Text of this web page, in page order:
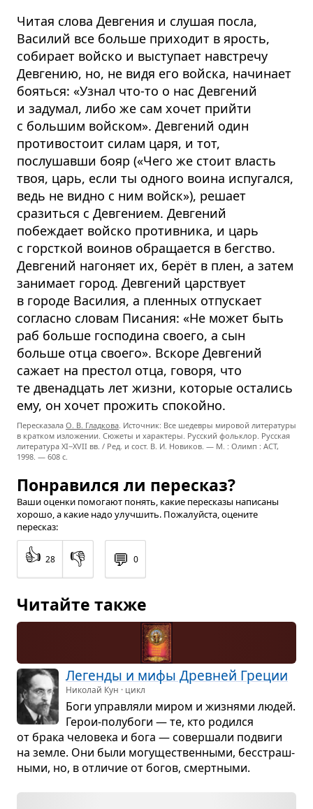
Читая слова Девгения и слушая посла,
Василий все больше приходит в ярость,
собирает войско и выступает навстречу
Девгению, но, не видя его войска, начинает
бояться: «Узнал что-то о нас Девгений
и задумал, либо же сам хочет прийти
с большим войском». Девгений один
противостоит силам царя, и тот,
послушавши бояр («Чего же стоит власть
твоя, царь, если ты одного воина испугался,
ведь не видно с ним войск»), решает
сразиться с Девгением. Девгений
побеждает войско противника, и царь
с горсткой воинов обращается в бегство.
Девгений нагоняет их, берёт в плен, а затем
занимает город. Девгений царствует
в городе Василия, а пленных отпускает
согласно словам Писания: «Не может быть
раб больше господина своего, а сын
больше отца своего». Вскоре Девгений
сажает на престол отца, говоря, что
те двенадцать лет жизни, которые остались
ему, он хочет прожить спокойно.
Пересказала О. В. Гладкова . Источник: Все шедевры мировой литературы
в кратком изложении. Сюжеты и характеры. Русский фольклор. Русская
литература XI−XVII вв. / Ред. и сост. В. И. Новиков. — М. : Олимп : ACT,
1998. — 608 с.
Понравился ли пересказ?
Ваши оценки помогают понять, какие пересказы написаны
хорошо, а какие надо улучшить. Пожалуйста, оцените
пересказ:
👍 28 👎 💬 0
Читайте также
Легенды и мифы Древ­ней Гре­ции
Николай Кун · цикл
Боги управ­ляли миром и жиз­нями людей.
Герои-полу­боги — те, кто родился
от брака чело­века и бога — совер­шали подвиги
на земле. Они были могу­ще­ствен­ными, бес­страш­
ными, но, в отли­чие от богов, смерт­ными.